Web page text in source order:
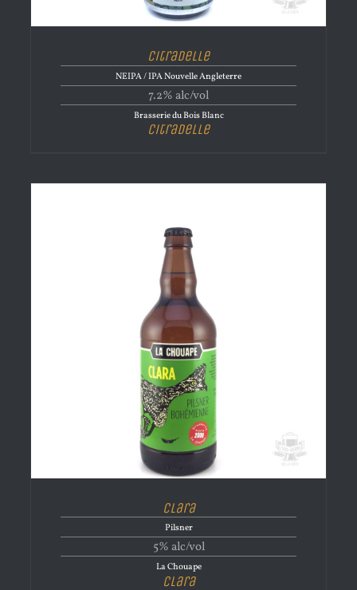
Citradelle
NEIPA / IPA Nouvelle Angleterre
7.2% alc/vol
Brasserie du Bois Blanc
Citradelle
Clara
Pilsner
5% alc/vol
La Chouape
Clara